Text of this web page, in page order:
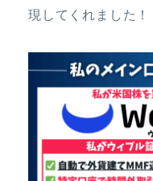
現してくれました！